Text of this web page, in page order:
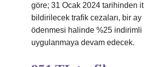
göre; 31 Ocak 2024 tarihinden
bildirilecek trafik cezaları, bir
ödenmesi halinde %25 indirimli
uygulanmaya devam edecek.